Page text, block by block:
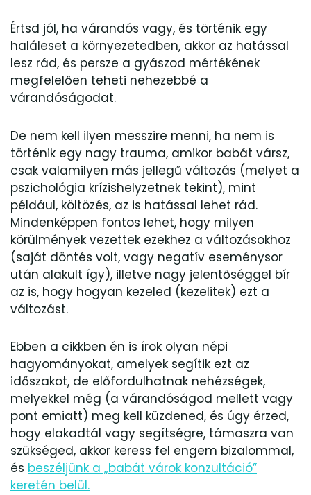
Értsd jól, ha várandós vagy, és történik egy
haláleset a környezetedben, akkor az hatással
lesz rád, és persze a gyászod mértékének
megfelelően teheti nehezebbé a
várandóságodat.
De nem kell ilyen messzire menni, ha nem is
történik egy nagy trauma, amikor babát vársz,
csak valamilyen más jellegű változás (melyet a
pszichológia krízishelyzetnek tekint), mint
például, költözés, az is hatással lehet rád.
Mindenképpen fontos lehet, hogy milyen
körülmények vezettek ezekhez a változásokhoz
(saját döntés volt, vagy negatív eseménysor
után alakult így), illetve nagy jelentőséggel bír
az is, hogy hogyan kezeled (kezelitek) ezt a
változást.
Ebben a cikkben én is írok olyan népi
hagyományokat, amelyek segítik ezt az
időszakot, de előfordulhatnak nehézségek,
melyekkel még (a várandóságod mellett vagy
pont emiatt) meg kell küzdened, és úgy érzed,
hogy elakadtál vagy segítségre, támaszra van
szükséged, akkor keress fel engem bizalommal,
és beszéljünk a „babát várok konzultáció”
keretén belül.